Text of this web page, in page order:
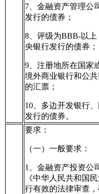
7、金融资产管理公
发行的债券；
8、评级为BBB-以
央银行发行的债券；
9、注册地所在国家
境外商业银行和公
的汇票；
10、多边开发银行
发行的债券。
要求：
（一）一般要求：
1、金融资产投资公
《中华人民共和国
行有效的法律审查